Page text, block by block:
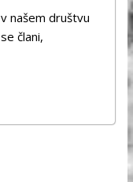
našem društvu
člani,